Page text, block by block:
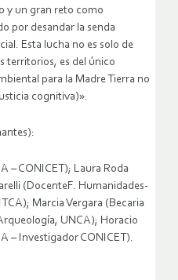
y un gran reto como
por desandar la senda
Esta lucha no es solo de
territorios, es del único
para la Madre Tierra no
cognitiva)».
– CONICET); Laura Roda
(DocenteF. Humanidades-
Marcia Vergara (Becaria
UNCA); Horacio
– Investigador CONICET).